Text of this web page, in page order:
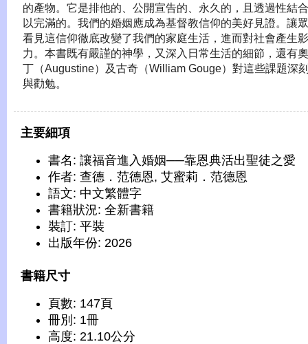
的產物。它是排他的、公開宣告的、永久的，且透過性結
以完滿的。我們的婚姻應成為基督教信仰的美好見證。讓
看見這信仰徹底改變了我們的家庭生活，進而對社會產生
力。本書既有嚴謹的神學，又深入日常生活的細節，還有
丁（Augustine）及古奇（William Gouge）對這些課題深
與勸勉。
主要細項
書名: 讓福音進入婚姻──靠恩典活出聖徒之愛
作者: 查德．范德恩, 艾蜜莉．范德恩
語文: 中文繁體字
書籍狀況: 全新書籍
裝訂: 平裝
出版年份: 2026
書籍尺寸
頁數: 147頁
冊別: 1冊
高度: 21.10公分